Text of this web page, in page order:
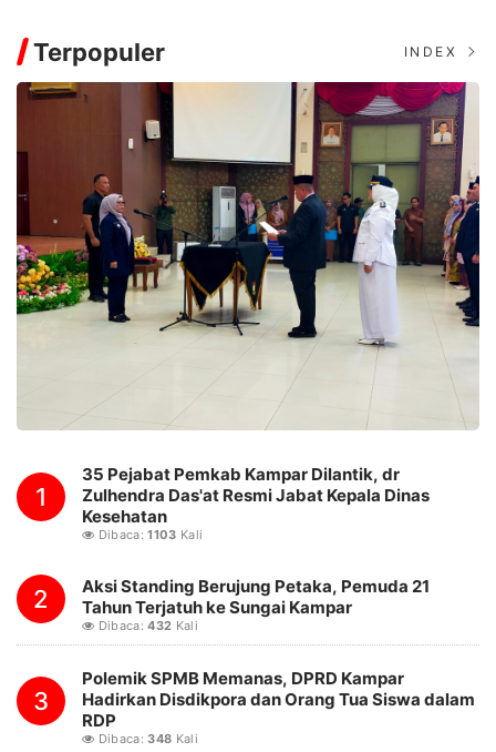
Terpopuler INDEX
1
35 Pejabat Pemkab Kampar Dilantik, dr
Zulhendra Das'at Resmi Jabat Kepala Dinas
Kesehatan
Dibaca:1103 Kali
2
Aksi Standing Berujung Petaka, Pemuda 21
Tahun Terjatuh ke Sungai Kampar
Dibaca:432 Kali
3
Polemik SPMB Memanas, DPRD Kampar
Hadirkan Disdikpora dan Orang Tua Siswa dalam
RDP
Dibaca:348 Kali